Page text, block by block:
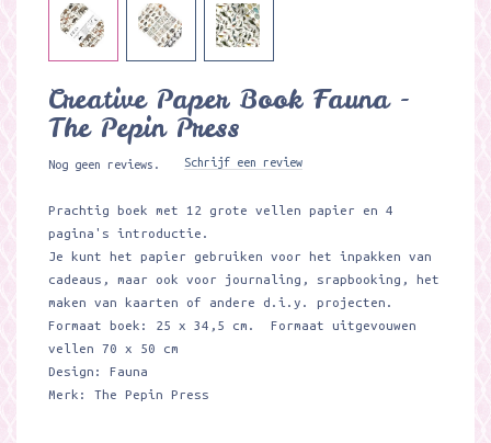
Creative Paper Book Fauna -
The Pepin Press
Nog geen reviews. Schrijf een review
Prachtig boek met 12 grote vellen papier en 4
pagina's introductie.
Je kunt het papier gebruiken voor het inpakken van
cadeaus, maar ook voor journaling, srapbooking, het
maken van kaarten of andere d.i.y. projecten.
Formaat boek: 25 x 34,5 cm. Formaat uitgevouwen
vellen 70 x 50 cm
Design: Fauna
Merk: The Pepin Press